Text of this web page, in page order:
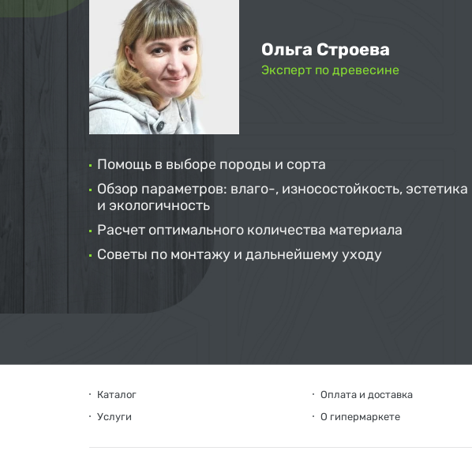
Ольга Строева
Эксперт по древесине
Помощь в выборе породы и сорта
Обзор параметров: влаго-, износостойкость, эстетика
и экологичность
Расчет оптимального количества материала
Советы по монтажу и дальнейшему уходу
Каталог
Услуги
Оплата и доставка
О гипермаркете